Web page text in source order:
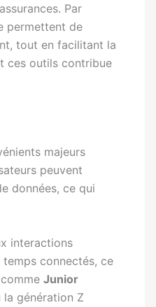
Par
permettent de
tout en facilitant la
ces outils contribue
majeurs
peuvent
données, ce qui
interactions
temps connectés, ce
Junior
génération Z